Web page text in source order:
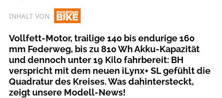
INHALT VON
Vollfett-Motor, trailige 140 bis endurige 160
mm Federweg, bis zu 810 Wh Akku-Kapazität
und dennoch unter 19 Kilo fahrbereit: BH
verspricht mit dem neuen iLynx+ SL gefühlt die
Quadratur des Kreises. Was dahintersteckt,
zeigt unsere Modell-News!